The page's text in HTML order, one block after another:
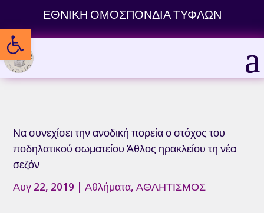
content
Ανοίξτε τη γραμμή εργαλείων
ΕΘΝΙΚΗ ΟΜΟΣΠΟΝΔΙΑ ΤΥΦΛΩΝ
Να συνεχίσει την ανοδική πορεία ο στόχος του
ποδηλατικού σωματείου Άθλος ηρακλείου τη νέα
σεζόν
Αυγ 22, 2019 |Αθλήματα,ΑΘΛΗΤΙΣΜΟΣ